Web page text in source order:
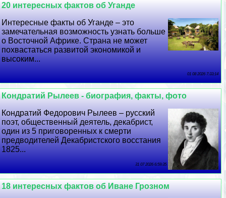
20 интересных фактов об Уганде
Интересные факты об Уганде – это
замечательная возможность узнать больше
о Восточной Африке. Страна не может
похвастаться развитой экономикой и
высоким...
01 08 2026 7:33:14
Кондратий Рылеев - биография, факты, фото
Кондратий Федорович Рылеев – русский
поэт, общественный деятель, декабрист,
один из 5 приговоренных к cмepти
предводителей Декабристского восстания
1825...
31 07 2026 6:59:35
18 интересных фактов об Иване Грозном